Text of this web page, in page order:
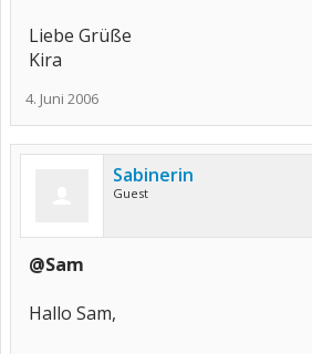
Liebe Grüße
Kira
4. Juni 2006
Sabinerin
Guest
@Sam
Hallo Sam,